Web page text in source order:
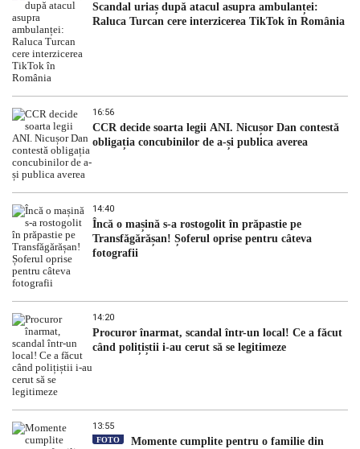
Scandal uriaș după atacul asupra ambulanței:
Raluca Turcan cere interzicerea TikTok în România
16:56
CCR decide soarta legii ANI. Nicușor Dan contestă
obligația concubinilor de a-și publica averea
14:40
Încă o mașină s-a rostogolit în prăpastie pe
Transfăgărășan! Șoferul oprise pentru câteva
fotografii
14:20
Procuror înarmat, scandal într-un local! Ce a făcut
când polițiștii i-au cerut să se legitimeze
13:55
FOTO
Momente cumplite pentru o familie din